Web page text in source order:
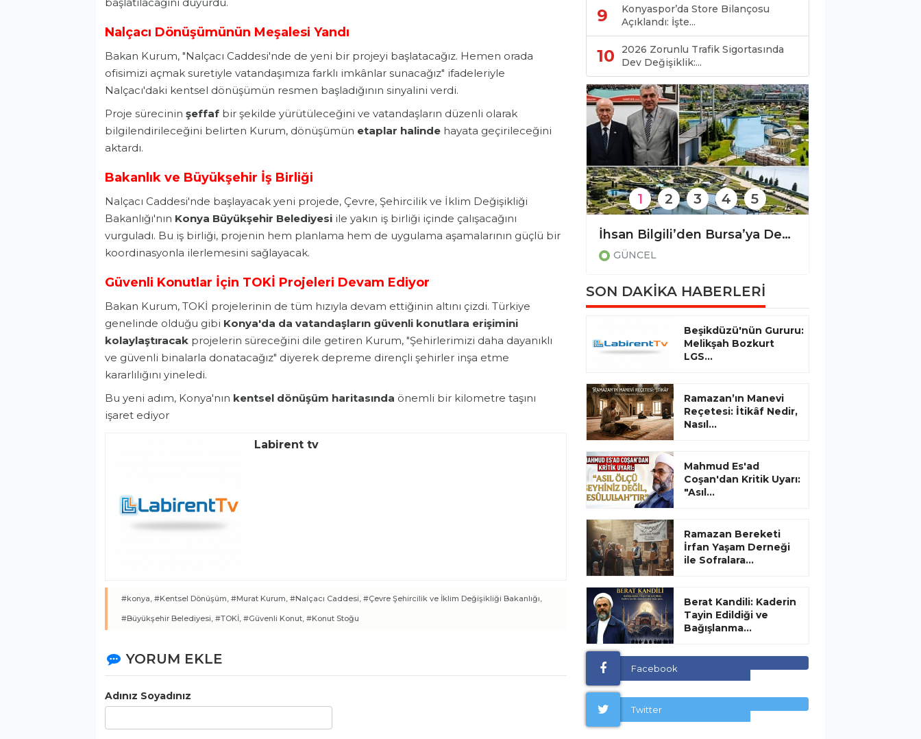
Nalçacı Dönüşümünün Meşalesi Yandı
Bakan Kurum, "Nalçacı Caddesi'nde de yeni bir projeyi başlatacağız. Hemen orada
ofisimizi açmak suretiyle vatandaşımıza farklı imkânlar sunacağız" ifadeleriyle
Nalçacı'daki kentsel dönüşümün resmen başladığının sinyalini verdi.
Proje sürecinin şeffaf bir şekilde yürütüleceğini ve vatandaşların düzenli olarak
bilgilendirileceğini belirten Kurum, dönüşümün etaplar halinde hayata geçirileceğini
aktardı.
Bakanlık ve Büyükşehir İş Birliği
Nalçacı Caddesi'nde başlayacak yeni projede, Çevre, Şehircilik ve İklim Değişikliği
Bakanlığı'nın Konya Büyükşehir Belediyesi ile yakın iş birliği içinde çalışacağını
vurguladı. Bu iş birliği, projenin hem planlama hem de uygulama aşamalarının güçlü bir
koordinasyonla ilerlemesini sağlayacak.
Güvenli Konut lar İçin TOKİ Projeleri Devam Ediyor
Bakan Kurum, TOKİ projelerinin de tüm hızıyla devam ettiğinin altını çizdi. Türkiye
genelinde olduğu gibi Konya'da da vatandaşların güvenli konutlara erişimini
kolaylaştıracak projelerin süreceğini dile getiren Kurum, "Şehirlerimizi daha dayanıklı
ve güvenli binalarla donatacağız" diyerek depreme dirençli şehirler inşa etme
kararlılığını yineledi.
Bu yeni adım, Konya'nın kentsel dönüşüm haritasında önemli bir kilometre taşını
işaret ediyor
Labirent tv
#konya, #Kentsel Dönüşüm, #Murat Kurum, #Nalçacı Caddesi, #Çevre Şehircilik ve İklim Değişikliği Bakanlığı,
#Büyükşehir Belediyesi, #TOKİ, #Güvenli Konut, #Konut Stoğu
YORUM EKLE
Adınız Soyadınız
9
Konyaspor’da Store Bilançosu
Açıklandı: İşte...
10
2026 Zorunlu Trafik Sigortasında
Dev Değişiklik:...
​İhsan Bilgili’den Bursa’ya Dev Proje Önerisi: Türk Dünyası "Mineatürkistan"da Buluşacak
GÜNCEL
1 2 3 4 5
SON DAKİKA HABERLERİ
Beşikdüzü'nün Gururu:
Melikşah Bozkurt
LGS...
Ramazan’ın Manevi
Reçetesi: İtikâf Nedir,
Nasıl...
Mahmud Es'ad
Coşan'dan Kritik Uyarı:
"Asıl...
Ramazan Bereketi
İrfan Yaşam Derneği
ile Sofralara...
Berat Kandili: Kaderin
Tayin Edildiği ve
Bağışlanma...
Facebook
Twitter